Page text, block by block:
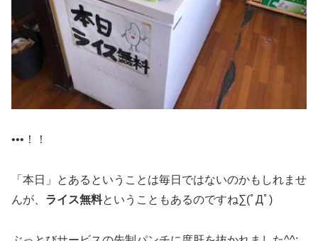
•••！！
「本日」とあるということは毎日ではないのかもしれませ
んが、 ライス無料ということもあるのですね∑(ﾟДﾟ)